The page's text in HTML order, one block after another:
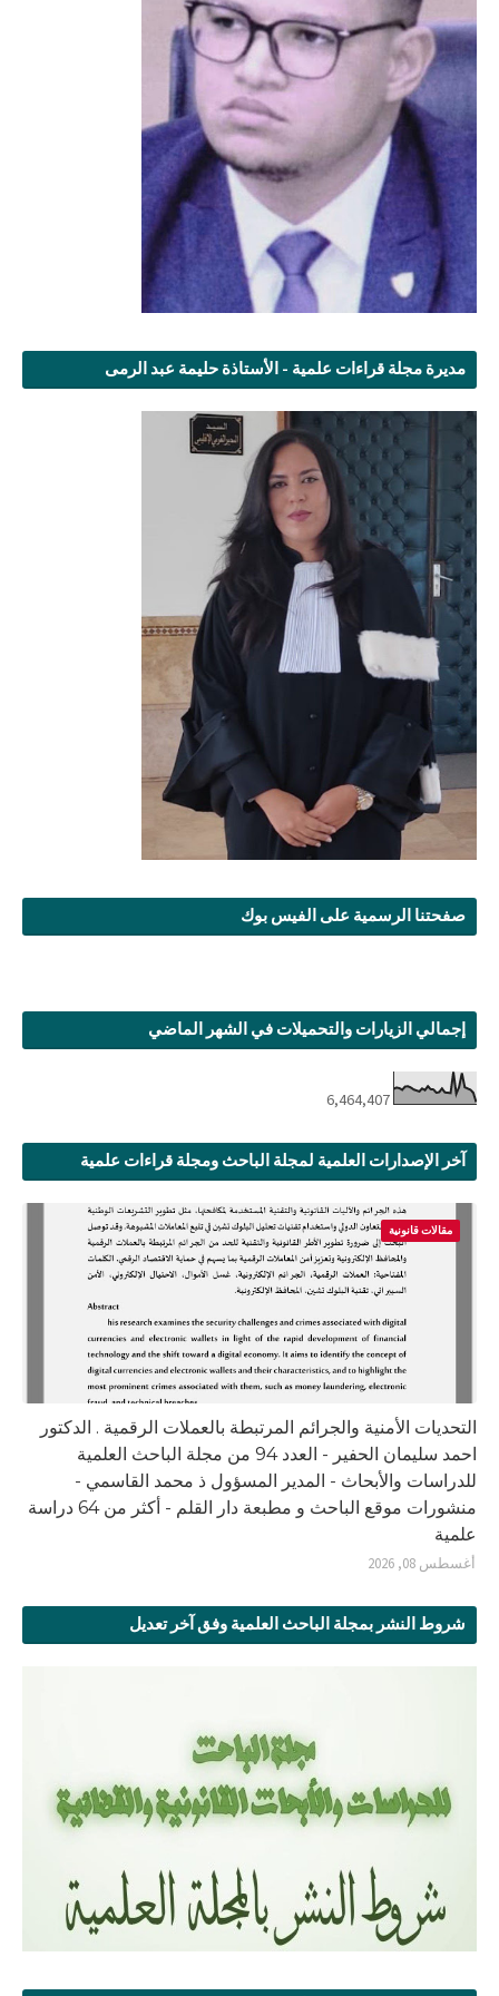
مديرة مجلة قراءات علمية - الأستاذة حليمة عبد الرمى
صفحتنا الرسمية على الفيس بوك
إجمالي الزيارات والتحميلات في الشهر الماضي
6,464,407
آخر الإصدارات العلمية لمجلة الباحث ومجلة قراءات علمية
مقالات قانونية
التحديات الأمنية والجرائم المرتبطة بالعملات الرقمية . الدكتور
احمد سليمان الحفير - العدد 94 من مجلة الباحث العلمية
للدراسات والأبحاث - المدير المسؤول ذ محمد القاسمي -
منشورات موقع الباحث و مطبعة دار القلم - أكثر من 64 دراسة
علمية
أغسطس 08, 2026
شروط النشر بمجلة الباحث العلمية وفق آخر تعديل